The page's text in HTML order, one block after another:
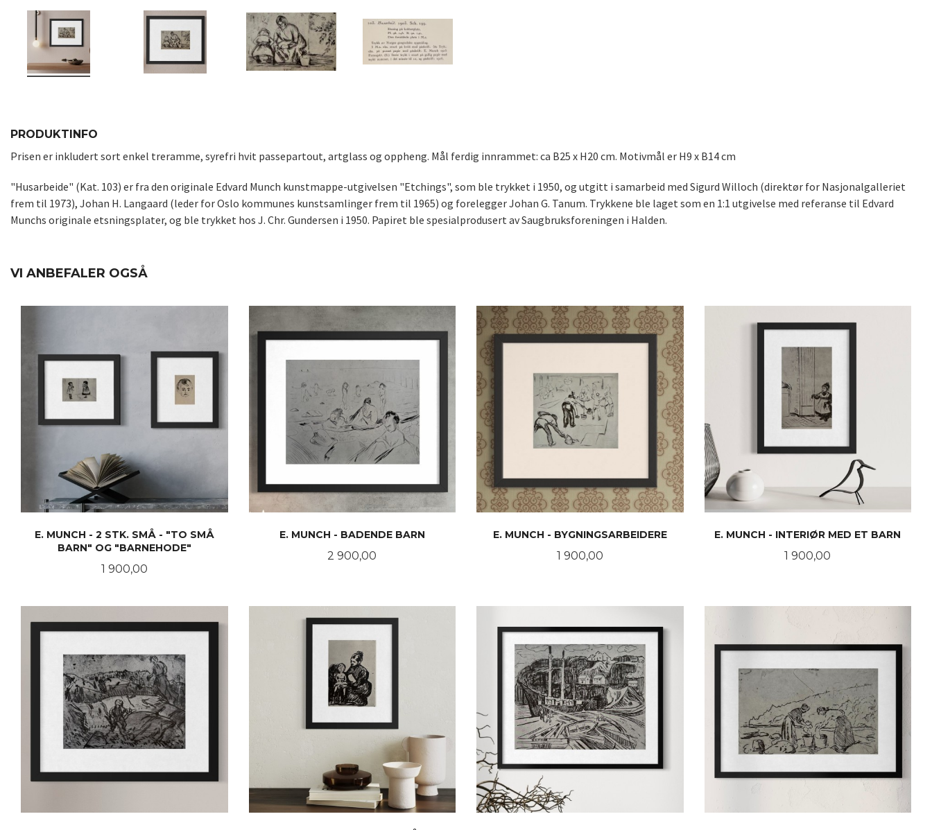
PRODUKTINFO
Prisen er inkludert sort enkel treramme, syrefri hvit passepartout, artglass og oppheng. Mål ferdig innrammet: ca B25 x H20 cm. Motivmål er H9 x B14 cm
"Husarbeide" (Kat. 103) er fra den originale Edvard Munch kunstmappe-utgivelsen "Etchings", som ble trykket i 1950, og utgitt i samarbeid med Sigurd Willoch (direktør for Nasjonalgalleriet
frem til 1973), Johan H. Langaard (leder for Oslo kommunes kunstsamlinger frem til 1965) og forelegger Johan G. Tanum. Trykkene ble laget som en 1:1 utgivelse med referanse til Edvard
Munchs originale etsningsplater, og ble trykket hos J. Chr. Gundersen i 1950. Papiret ble spesialprodusert av Saugbruksforeningen i Halden.
VI ANBEFALER OGSÅ
E. MUNCH - 2 STK. SMÅ - "TO SMÅ
BARN" OG "BARNEHODE"
Pris
1 900,00
E. MUNCH - BADENDE BARN
Pris
2 900,00
E. MUNCH - BYGNINGSARBEIDERE
Pris
1 900,00
E. MUNCH - INTERIØR MED ET BARN
Pris
1 900,00